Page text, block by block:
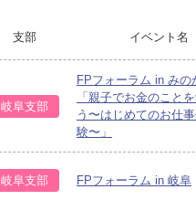
支部 イベント名
岐阜支部
FPフォーラム in み
「親子でお金のこと
う〜はじめてのお仕
験〜」
岐阜支部 FPフォーラム in 岐阜